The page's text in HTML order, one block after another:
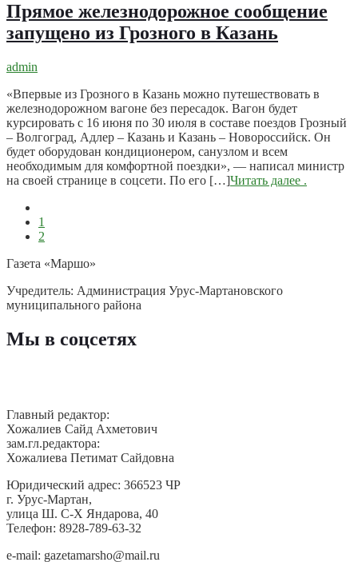
Прямое железнодорожное сообщение
запущено из Грозного в Казань
admin
«Впервые из Грозного в Казань можно путешествовать в
железнодорожном вагоне без пересадок. Вагон будет
курсировать с 16 июня по 30 июля в составе поездов Грозный
– Волгоград, Адлер – Казань и Казань – Новороссийск. Он
будет оборудован кондиционером, санузлом и всем
необходимым для комфортной поездки», — написал министр
на своей странице в соцсети. По его […]Читать далее .
1
2
Газета «Маршо»
Учредитель: Администрация Урус-Мартановского
муниципального района
Мы в соцсетях
Главный редактор:
Хожалиев Сайд Ахметович
зам.гл.редактора:
Хожалиева Петимат Сайдовна
Юридический адрес: 366523 ЧР
г. Урус-Мартан,
улица Ш. С-Х Яндарова, 40
Телефон: 8928-789-63-32
e-mail: gazetamarsho@mail.ru